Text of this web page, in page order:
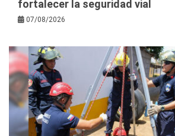
fortalecer la seguridad vial
07/08/2026